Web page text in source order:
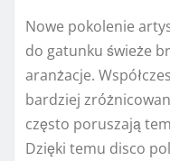
Nowe pokolenie
do gatunku świeże
aranżacje.
bardziej
często poruszają
Dzięki temu disco